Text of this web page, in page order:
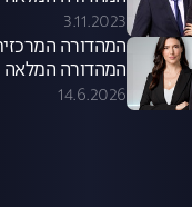
3.11.2023
המהדורה המלאה
14.6.2026